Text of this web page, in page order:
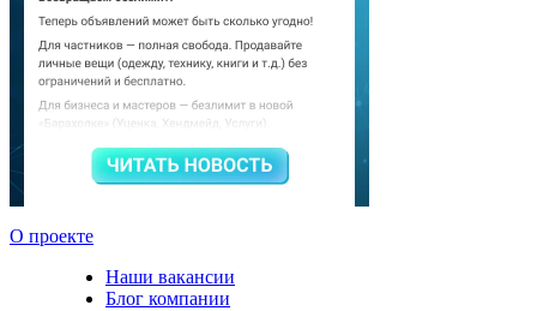
О проекте
Наши вакансии
Блог компании